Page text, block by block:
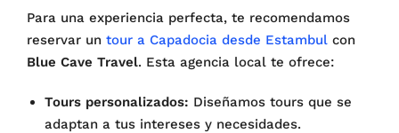
Para una experiencia perfecta, te recomendamos
reservar un tour a Capadocia desde Estambul con
Blue Cave Travel. Esta agencia local te ofrece:
Tours personalizados: Diseñamos tours que se
adaptan a tus intereses y necesidades.